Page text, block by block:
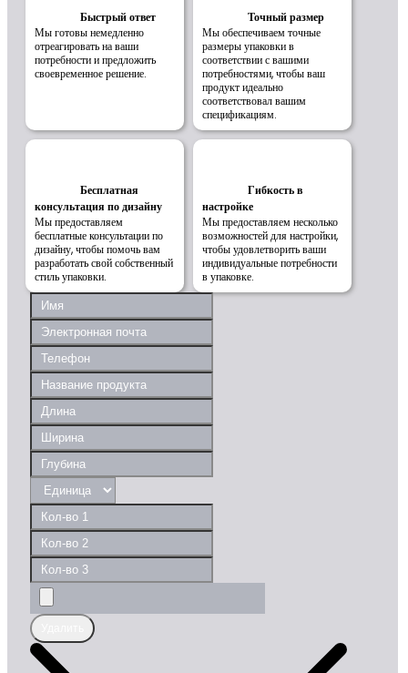
Быстрый ответ
Мы готовы немедленно
отреагировать на ваши
потребности и предложить
своевременное решение.
Точный размер
Мы обеспечиваем точные
размеры упаковки в
соответствии с вашими
потребностями, чтобы ваш
продукт идеально
соответствовал вашим
спецификациям.
Бесплатная
консультация по дизайну
Мы предоставляем
бесплатные консультации по
дизайну, чтобы помочь вам
разработать свой собственный
стиль упаковки.
Гибкость в
настройке
Мы предоставляем несколько
возможностей для настройки,
чтобы удовлетворить ваши
индивидуальные потребности
в упаковке.